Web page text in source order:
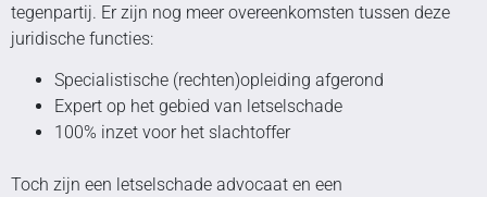
tegenpartij. Er zijn nog meer overeenkomsten tussen deze
juridische functies:
Specialistische (rechten)opleiding afgerond
Expert op het gebied van letselschade
100% inzet voor het slachtoffer
Toch zijn een letselschade advocaat en een